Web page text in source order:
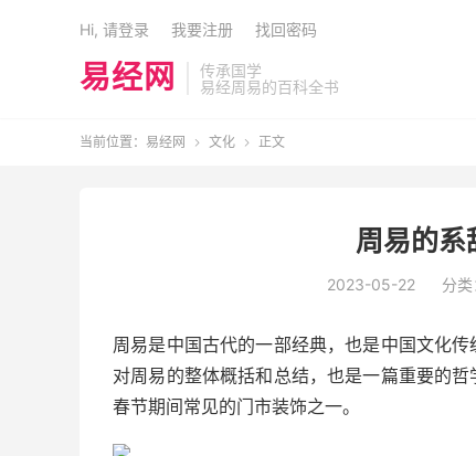
易经网
传承国学
易经周易的百科全书
Hi, 请登录 我要注册 找回密码
当前位置： 易经网  文化  正文
周易的系
2023-05-22 分类
周易是中国古代的一部经典，也是中国文化
对周易的整体概括和总结，也是一篇重要的
春节期间常见的门市装饰之一。